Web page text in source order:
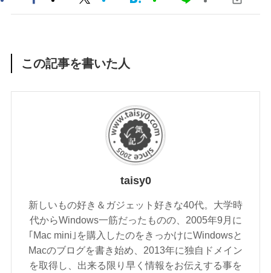
この記事を書いた人
taisy0
新しいもの好き＆ガジェット好きな40代。大学時
代からWindows一筋だったものの、2005年9月に
｢Mac mini｣を購入したのをきっかけにWindowsと
Macのブログを書き始め、2013年に独自ドメイン
を取得し、出来る限り早く情報をお伝えする事を